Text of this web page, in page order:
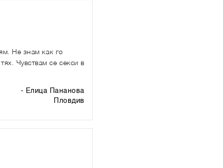
Не знам как го
Чувствам се секси в
- Елица Пананова
пловдив